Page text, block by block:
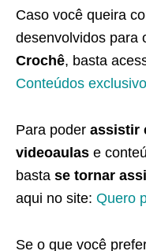
Caso você queira
desenvolvidos para
Crochê, basta
Conteúdos
Para poder assistir
videoaulas e
basta se tornar
aqui no site: Quero
Se o que você